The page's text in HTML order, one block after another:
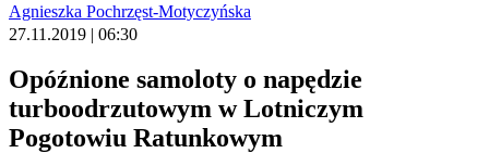
Agnieszka Pochrzęst-Motyczyńska
27.11.2019 | 06:30
Opóźnione samoloty o napędzie
turboodrzutowym w Lotniczym
Pogotowiu Ratunkowym